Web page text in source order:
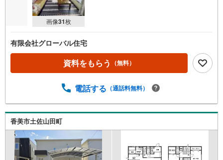
画像31枚
有限会社グローバル住宅
資料をもらう （無料）
電話する （通話料無料）
香美市土佐山田町